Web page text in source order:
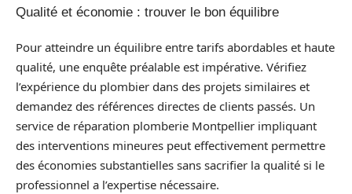
Qualité et économie : trouver le bon équilibre
Pour atteindre un équilibre entre tarifs abordables et haute
qualité, une enquête préalable est impérative. Vérifiez
l’expérience du plombier dans des projets similaires et
demandez des références directes de clients passés. Un
service de réparation plomberie Montpellier impliquant
des interventions mineures peut effectivement permettre
des économies substantielles sans sacrifier la qualité si le
professionnel a l’expertise nécessaire.